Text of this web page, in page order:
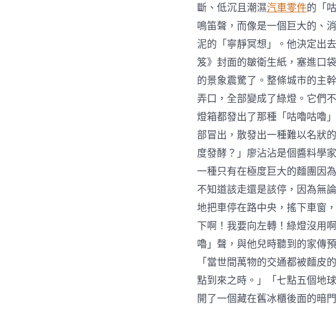
斷、低沉且潮濕汽車零件的「
鳴笛聲，而像是一個巨大的、
泥的「寧靜冥想」。他決定出
笈》封面的皺衛生紙，塞進口
的景象震驚了。整條城市的主
弄口，全部變成了綠燈。它們
燈箱都發出了那種「咕嚕咕嚕
部冒出，散發出一種難以名狀
度發酵？」廖沾沾是個醬料學
一種只有在極度巨大的麵團因
不知道該走還是該停，因為無
地把車停在路中央，搖下車窗
下啊！我要向左轉！綠燈沒用
嚕」聲，與他兒時聽到的家傳
「當世間萬物的交通都被麵
點到來之時。」「七點五個地
開了一個藏在舊冰櫃後面的暗